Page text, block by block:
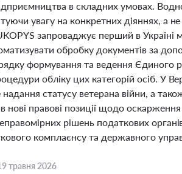
в складних умовах.
увагу на конкретних діяннях, а
запроваджує перший в
обробку документів за
формування та ведення Єдиного
обліку цих категорій осіб. У
надання статусу ветерана війни, а
нові правові позиції щодо
рішень податкових
комплаєнсу та державного
травня 2026